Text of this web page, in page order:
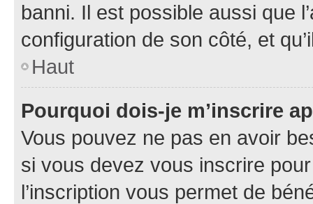
banni. Il est possible aussi que
configuration de son côté, et
Haut
Pourquoi dois-je m’inscrire
Vous pouvez ne pas en avoir
si vous devez vous inscrire
l’inscription vous permet de